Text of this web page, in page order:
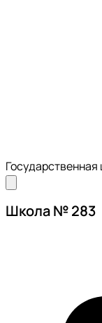
Государственная
Школа № 283